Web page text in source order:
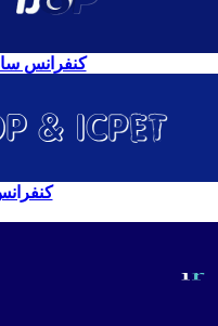
کنفرانس